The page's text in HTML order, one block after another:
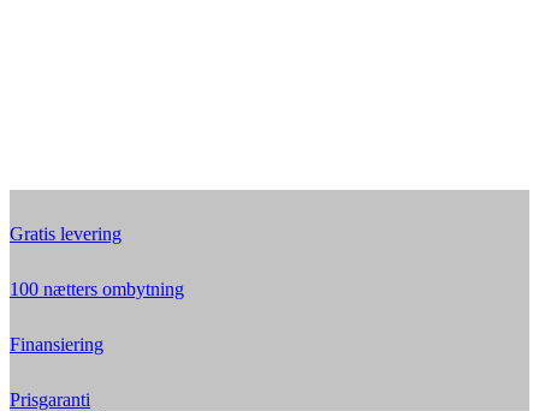
Gratis levering
100 nætters ombytning
Finansiering
Prisgaranti